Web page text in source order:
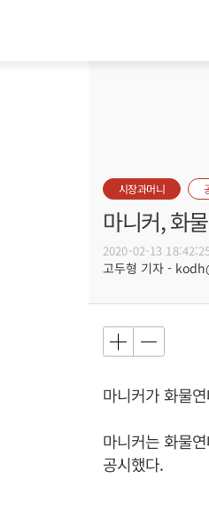
시장과머니
마니커, 화
2020-02-13
고두형 기자 -
마니커가 화물
마니커는 화물
공시했다.